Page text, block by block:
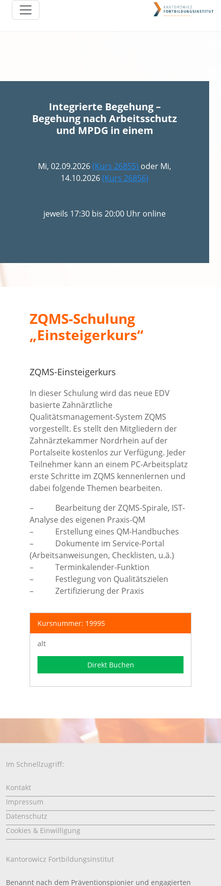
Integrierte Begehung –
Begehung nach Arbeitsschutz
und MPDG in einem
Mi, 02.09.2026(Kurs 26855) oder Mi,
14.10.2026(Kurs 26856)
jeweils 17:30 bis 20:00 Uhr online
ZQMS-Schulung
„Einsteigerkurs“
ZQMS-Einsteigerkurs
In dieser Schulung wird das neue EDV
basierte Zahnärztliche
Qualitätsmanagement-System ZQMS
vorgestellt. Es stellt den Mitgliedern der
Zahnärztekammer Nordrhein auf der
Portalseite kostenlos zur Verfügung. Jeder
Teilnehmer kann an einem PC-Arbeitsplatz
erste Schritte im ZQMS kennenlernen und
dabei folgende Themen bearbeiten.
– Bearbeitung der ZQMS-Spirale, IST-
Analyse des eigenen Praxis-QM
– Erstellung eines QM-Handbuches
– Dokumente im Service-Portal
(Arbeitsanweisungen, Checklisten, u.ä.)
– Terminkalender-Funktion
– Festlegung von Qualitätszielen
– Zertifizierung der Praxis
Kursnummer: 19995
alt
Direkt Buchen
Im Schnellzugriff:
Kontakt
Impressum
Datenschutz
Cookies & Einwilligung
Kantorowicz Fortbildungsinstitut
Benannt nach dem Präventionspionier und engagierten